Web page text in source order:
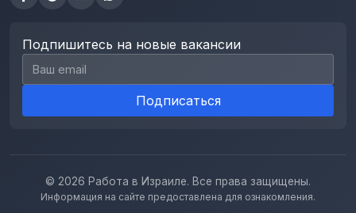
Подпишитесь на новые вакансии
Email для подписки
Подписаться
© 2026 Работа в Израиле. Все права защищены.
Информация на сайте предоставлена для ознакомления.